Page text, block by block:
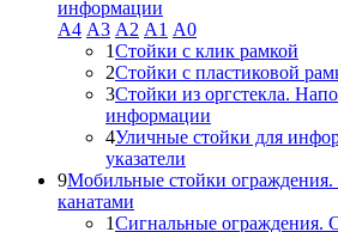
информации
А4 A3 А2 А1 А0
1Стойки с клик рамкой
2Стойки с пластиковой
3Стойки из оргстекла.
информации
4Уличные стойки для
указатели
9Мобильные стойки
канатами
1Сигнальные ограждения.